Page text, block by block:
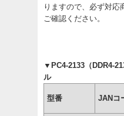
りますので、必ず対応
ご確認ください。
▼PC4-2133（DDR4-
ル
型番 JANコ